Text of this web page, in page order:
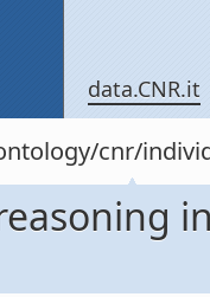
data.CNR.it
cnr/